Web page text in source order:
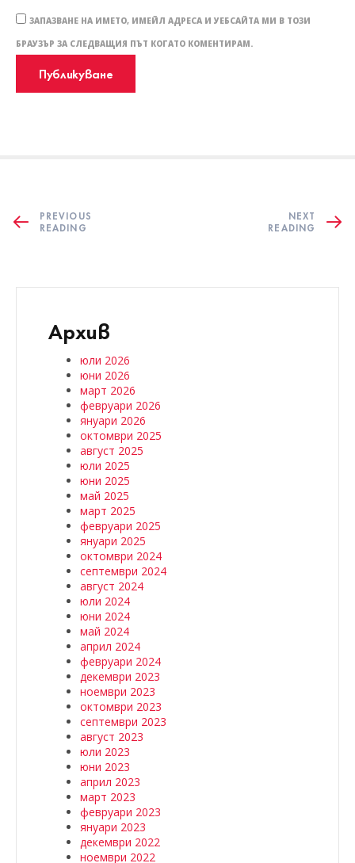
ЗАПАЗВАНЕ НА ИМЕТО, ИМЕЙЛ АДРЕСА И УЕБСАЙТА МИ В ТОЗИ
БРАУЗЪР ЗА СЛЕДВАЩИЯ ПЪТ КОГАТО КОМЕНТИРАМ.
PREVIOUS
READING
NEXT
READING
Архив
юли 2026
юни 2026
март 2026
февруари 2026
януари 2026
октомври 2025
август 2025
юли 2025
юни 2025
май 2025
март 2025
февруари 2025
януари 2025
октомври 2024
септември 2024
август 2024
юли 2024
юни 2024
май 2024
април 2024
февруари 2024
декември 2023
ноември 2023
октомври 2023
септември 2023
август 2023
юли 2023
юни 2023
април 2023
март 2023
февруари 2023
януари 2023
декември 2022
ноември 2022